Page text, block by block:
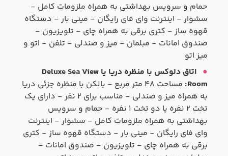
حمام و سرویس بهداشتی به همراه ملزومات کامل -
سشوار - اینترنت وای فای رایگان - مینی بار - دستگاه
قهوه ساز - کتری برقی به همراه چای - تلویزیون -
صندوق امانات - مبلمان - میز و صندلی - تلفن - اتو و
میز اتو
اتاق دلوکس با منظره دریا یا Deluxe Sea View
Room:
مساحت ۴۸ متر مربع - بالکن با منظره جزئی دریا
به همراه میز و صندلی - مناسب برای ۲ نفر - دارای یک
تخت ۲ نفره یا دو تخت ۱ نفره - حمام و سرویس
بهداشتی به همراه ملزومات کامل - سشوار - اینترنت
وای فای رایگان - مینی بار - دستگاه قهوه ساز - کتری
برقی به همراه چای - تلویزیون - صندوق امانات -